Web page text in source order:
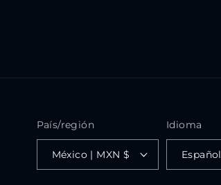
País/región
México | MXN $
Idioma
Español